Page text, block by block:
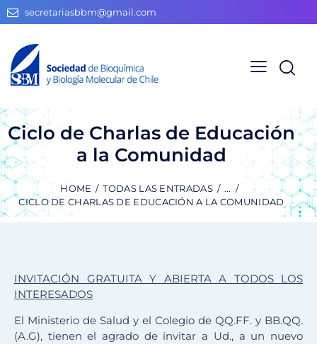
secretariasbbm@gmail.com
Ciclo de Charlas de Educación
a la Comunidad
HOME TODAS LAS ENTRADAS
...
CICLO DE CHARLAS DE EDUCACIÓN A LA COMUNIDAD
INVITACIÓN GRATUITA Y ABIERTA A TODOS LOS
INTERESADOS
El Ministerio de Salud y el Colegio de QQ.FF. y BB.QQ.
(A.G), tienen el agrado de invitar a Ud., a un nuevo